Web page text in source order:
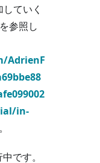
ていく
参照し
AdrienF
in-
です。